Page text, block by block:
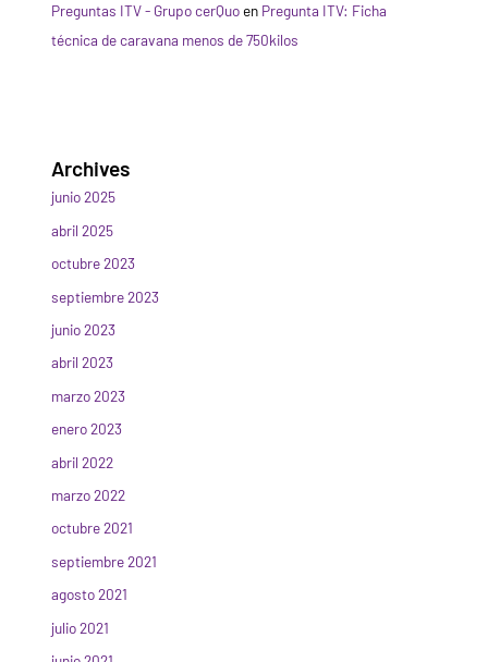
Preguntas ITV - Grupo cerQuoen Pregunta ITV: Ficha
técnica de caravana menos de 750kilos
Archives
junio 2025
abril 2025
octubre 2023
septiembre 2023
junio 2023
abril 2023
marzo 2023
enero 2023
abril 2022
marzo 2022
octubre 2021
septiembre 2021
agosto 2021
julio 2021